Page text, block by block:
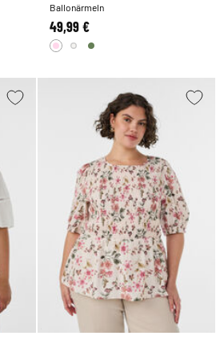
Ballonärmeln
49,99 €